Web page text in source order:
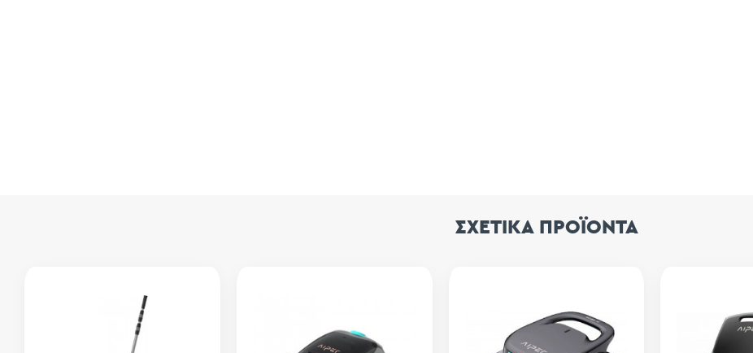
ΣΧΕΤΙΚΑ ΠΡΟΪΟΝΤΑ